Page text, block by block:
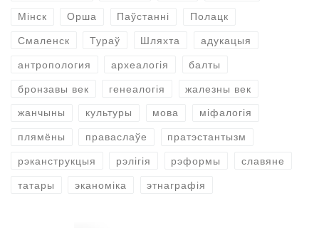
Мінск Орша Паўстанні Полацк
Смаленск Тураў Шляхта адукацыя
антропология археалогія балты
бронзавы век генеалогія жалезны век
жанчыны культуры мова міфалогія
плямёны праваслаўе пратэстантызм
рэканструкцыя рэлігія рэформы славяне
татары эканоміка этнаграфія